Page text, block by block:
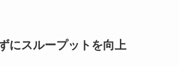
にスループットを向上